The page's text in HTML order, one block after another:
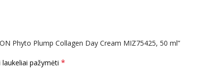
Phyto Plump Collagen Day Cream MIZ75425, 50 ml”
laukeliai pažymėti *